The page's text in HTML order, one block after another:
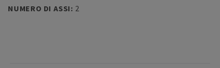
NUMERO DI ASSI: 2